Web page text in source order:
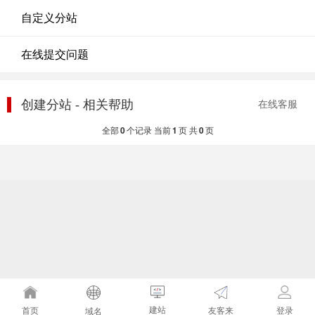
自定义分站
在线提交问题
创建分站 - 相关帮助 在线客服
全部0个记录 当前1 页 共0页
首页 域名 建站 友客来 登录